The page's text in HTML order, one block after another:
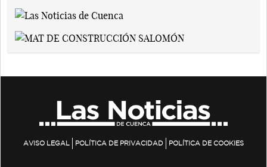
AVISO LEGAL POLÍTICA DE PRIVACIDAD POLÍTICA DE COOKIES